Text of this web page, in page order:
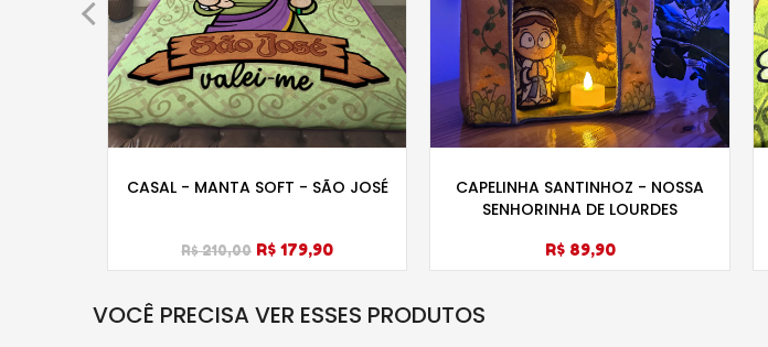
CASAL - MANTA SOFT - SÃO JOSÉ
R$ 210,00 R$ 179,90
CAPELINHA SANTINHOZ - NOSSA
SENHORINHA DE LOURDES
R$ 89,90
VOCÊ PRECISA VER ESSES PRODUTOS